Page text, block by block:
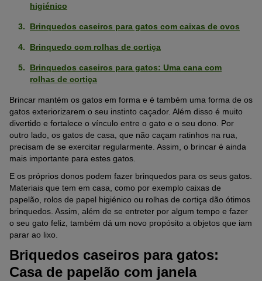
higiénico
Brinquedos caseiros para gatos com caixas de ovos
Brinquedo com rolhas de cortiça
Brinquedos caseiros para gatos: Uma cana com
rolhas de cortiça
Brincar mantém os gatos em forma e é também uma forma de os
gatos exteriorizarem o seu instinto caçador. Além disso é muito
divertido e fortalece o vínculo entre o gato e o seu dono. Por
outro lado, os gatos de casa, que não caçam ratinhos na rua,
precisam de se exercitar regularmente. Assim, o brincar é ainda
mais importante para estes gatos.
E os próprios donos podem fazer brinquedos para os seus gatos.
Materiais que tem em casa, como por exemplo caixas de
papelão, rolos de papel higiénico ou rolhas de cortiça dão ótimos
brinquedos. Assim, além de se entreter por algum tempo e fazer
o seu gato feliz, também dá um novo propósito a objetos que iam
parar ao lixo.
Briquedos caseiros para gatos:
Casa de papelão com janela